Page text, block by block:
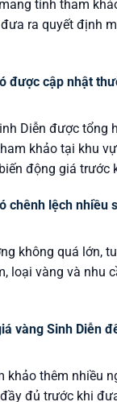
tính tham
ra quyết định
được cập nhật
Diễn được tổng
khảo tại khu
động giá trước
chênh lệch nhiều
không quá lớn,
loại vàng và nhu
vàng Sinh Diễn
khảo thêm nhiều
đủ trước khi